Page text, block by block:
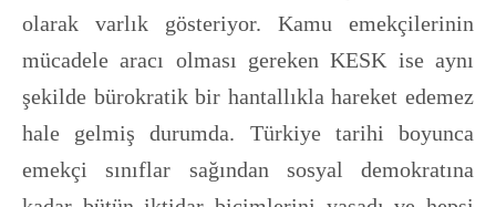
olarak varlık gösteriyor. Kamu emekçilerinin
mücadele aracı olması gereken KESK ise aynı
şekilde bürokratik bir hantallıkla hareket edemez
hale gelmiş durumda. Türkiye tarihi boyunca
emekçi sınıflar sağından sosyal demokratına